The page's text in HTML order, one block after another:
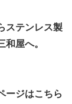
ステンレス製
屋へ。
ージはこちら